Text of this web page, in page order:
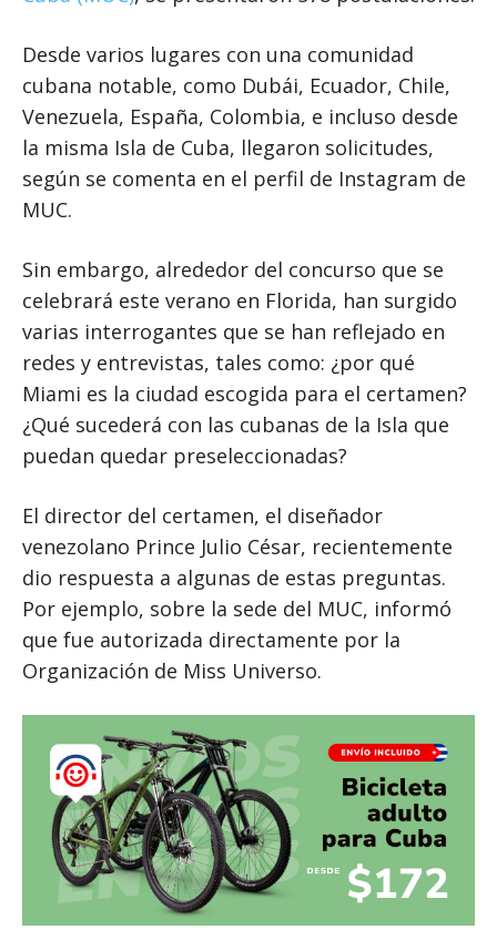
Desde varios lugares con una comunidad
cubana notable, como Dubái, Ecuador, Chile,
Venezuela, España, Colombia, e incluso desde
la misma Isla de Cuba, llegaron solicitudes,
según se comenta en el perfil de Instagram de
MUC.
Sin embargo, alrededor del concurso que se
celebrará este verano en Florida, han surgido
varias interrogantes que se han reflejado en
redes y entrevistas, tales como: ¿por qué
Miami es la ciudad escogida para el certamen?
¿Qué sucederá con las cubanas de la Isla que
puedan quedar preseleccionadas?
El director del certamen, el diseñador
venezolano Prince Julio César, recientemente
dio respuesta a algunas de estas preguntas.
Por ejemplo, sobre la sede del MUC, informó
que fue autorizada directamente por la
Organización de Miss Universo.